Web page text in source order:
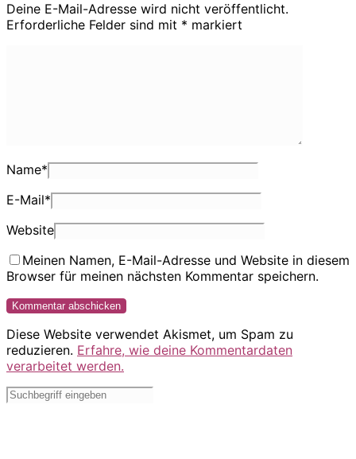
Deine E-Mail-Adresse wird nicht veröffentlicht.
Erforderliche Felder sind mit * markiert
Name*
E-Mail*
Website
Meinen Namen, E-Mail-Adresse und Website in diesem
Browser für meinen nächsten Kommentar speichern.
Diese Website verwendet Akismet, um Spam zu
reduzieren. Erfahre, wie deine Kommentardaten
verarbeitet werden.